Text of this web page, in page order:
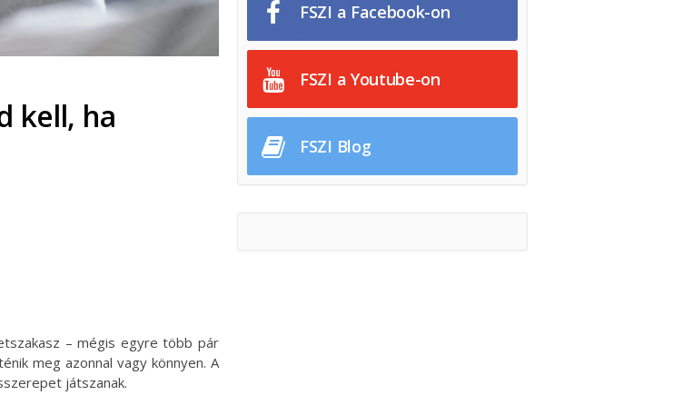
kell, ha
– mégis egyre több pár
meg azonnal vagy könnyen. A
játszanak.
FSZI a Facebook-on
FSZI a Youtube-on
FSZI Blog